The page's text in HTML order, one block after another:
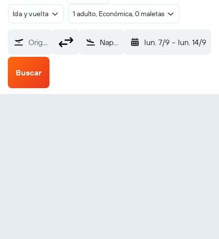
Ida y vuelta 1 adulto, Económica, 0 maletas
Origen Naples (APF) lun. 7/9 - lun. 14/9
Buscar